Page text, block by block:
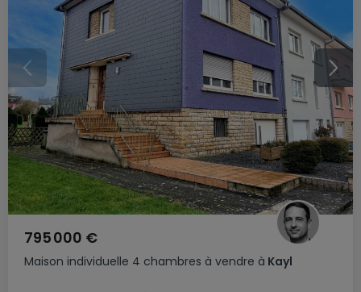
Maison individuelle 4 chambres à vendre à Kayl
795 000 €